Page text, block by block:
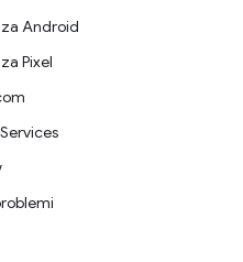
Android
Pixel